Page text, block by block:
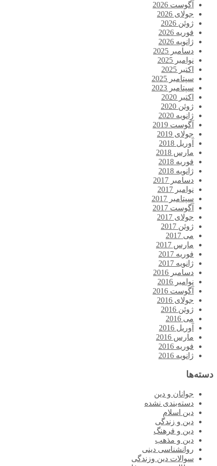
آگوست 2026
جولای 2026
ژوئن 2026
فوریه 2026
ژانویه 2026
دسامبر 2025
نوامبر 2025
اکتبر 2025
سپتامبر 2025
سپتامبر 2023
اکتبر 2020
ژوئن 2020
ژانویه 2020
آگوست 2019
جولای 2019
آوریل 2018
مارس 2018
فوریه 2018
ژانویه 2018
دسامبر 2017
نوامبر 2017
سپتامبر 2017
آگوست 2017
جولای 2017
ژوئن 2017
می 2017
مارس 2017
فوریه 2017
ژانویه 2017
دسامبر 2016
نوامبر 2016
آگوست 2016
جولای 2016
ژوئن 2016
می 2016
آوریل 2016
مارس 2016
فوریه 2016
ژانویه 2016
دسته‌ها
جوانان و دین
دسته‌بندی نشده
دین اسلام
دین و زندگی
دین و فرهنگ
دین و مذهب
روانشناسی دینی
سوالات دین وزندگی